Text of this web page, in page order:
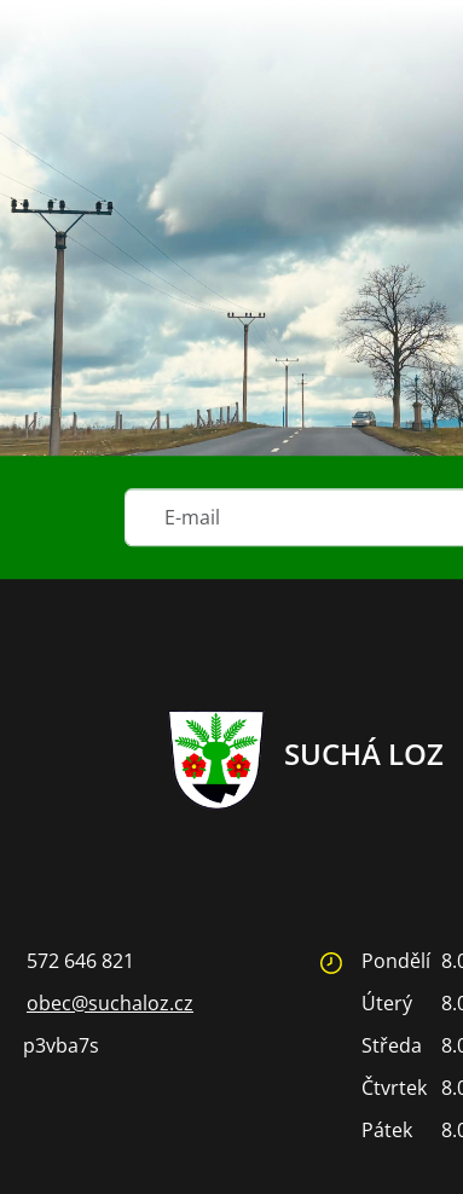
SUCHÁ LOZ
572 646 821
obec@suchaloz.cz
p3vba7s
Pondělí
Úterý
Středa
Čtvrtek
Pátek